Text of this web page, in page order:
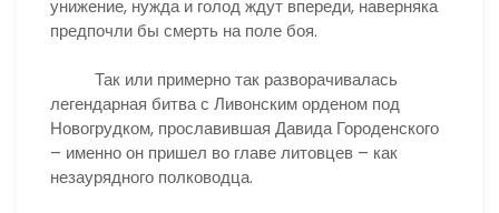
унижение, нужда и голод ждут впереди, наверняка
предпочли бы смерть на поле боя.
Так или примерно так разворачивалась
легендарная битва с Ливонским орденом под
Новогрудком, прославившая Давида Городенского
– именно он пришел во главе литовцев – как
незаурядного полководца.